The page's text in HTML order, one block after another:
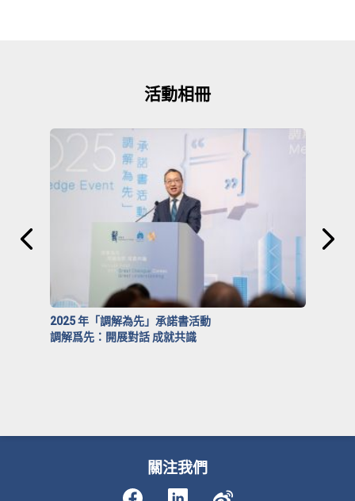
活動相冊
2025 年「調解為先」承諾書活動
調解爲先：開展對話 成就共識
關注我們